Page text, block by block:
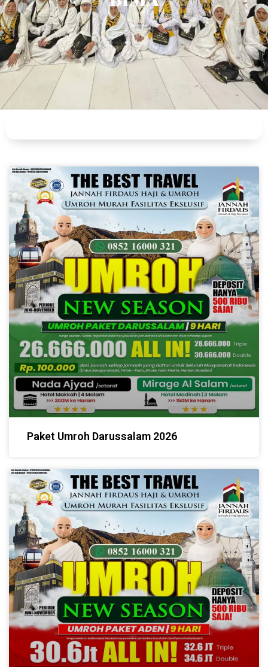
Paket Umroh Darussalam 2026